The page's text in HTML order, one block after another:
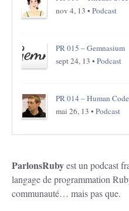
nov 4, 13 • Podcast
PR 015 – Gemnasium
sept 24, 13 • Podcast
PR 014 – Human
mai 26, 13 • Podcast
ParlonsRubyest un podcast
langage de programmation
communauté… mais pas que.